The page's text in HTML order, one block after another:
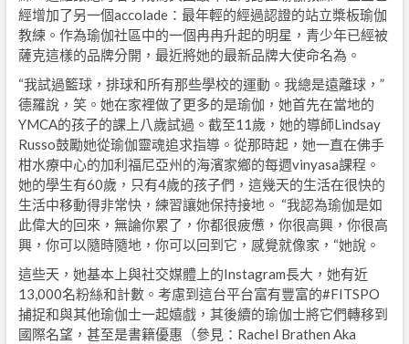
經增加了另一個accolade：最年輕的經過認證的站立槳板瑜伽
教練。作為瑜伽社區中的一個冉冉升起的明星，青少年已經被
薩克這樣的品牌分開，最近將她的最新品牌大使命名為。
“我試過籃球，排球和所有那些學校的運動。我總是遠離球，”
德羅說，笑。她在家裡做了更多的是瑜伽，她首先在當地的
YMCA的孩子的課上八歲試過。截至11歲，她的導師Lindsay
Russo鼓勵她從瑜伽靈魂追求指導。從那時起，她一直在佛手
柑水療中心的加利福尼亞州的海濱家鄉的每週vinyasa課程。
她的學生有60歲，只有4歲的孩子們，這幾天的生活在很快的
生活中移動得非常快，練習讓她保持接地。 “我認為瑜伽是如
此偉大的回來，無論你累了，你都很疲憊，你很高興，你很高
興，你可以隨時隨地，你可以回到它，感覺就像家，“她說。
這些天，她基本上與社交媒體上的Instagram長大，她有近
13,000名粉絲和計數。考慮到這台平台富有豐富的#FITSPO
捕捉和與其他瑜伽士一起嬉戲，其後續的瑜伽士將它們轉移到
國際名望，甚至是書籍優惠（參見：Rachel Brathen Aka